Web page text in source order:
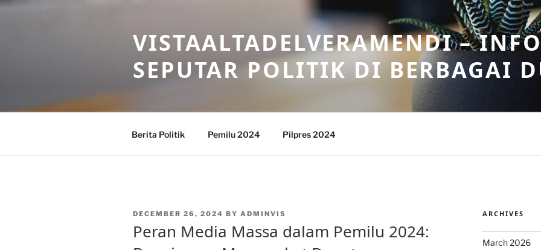
Skip
VISTAALTADELVERAMENDI –
SEPUTAR POLITIK DI BERBAGAI
Berita Politik Pemilu 2024 Pilpres 2024
POSTED
DECEMBER 26, 2024 BY ADMINVIS
Peran Media Massa dalam Pemilu 2024:
ARCHIVES
March 2026